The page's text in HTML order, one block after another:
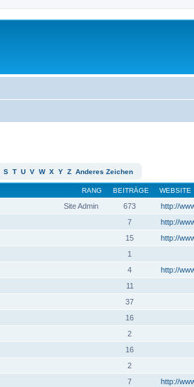
S T U V W X Y Z Anderes Zeichen
RANG BEITRÄGE WEBSITE
Site Admin 673 http://
7 http://
15 http://
1
4 http://
11
37
16
2
16
2
7 http://